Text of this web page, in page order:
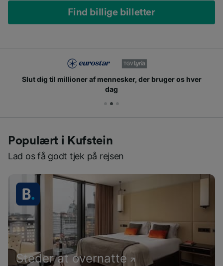
Find billige billetter
Slut dig til millioner af mennesker, der bruger os hver
dag
Populært i Kufstein
Lad os få godt tjek på rejsen
Steder at overnatte